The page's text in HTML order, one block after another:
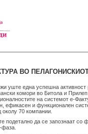
ВО
уште една успешна
комори во Битола и
на системот е-
и функционален
70 компании.
подетално да се запознаат
фаза.